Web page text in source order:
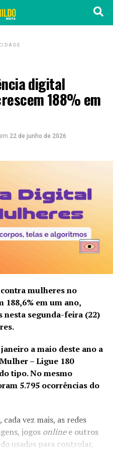
digital
188% em
em 22 de junho de 2026
mulheres no
em um ano,
nesta segunda-feira (22)
a maio deste ano a
– Ligue 180
tipo. No mesmo
5.795 ocorrências do
vez mais, as redes
jogos onlinee outros
usados para controlar,